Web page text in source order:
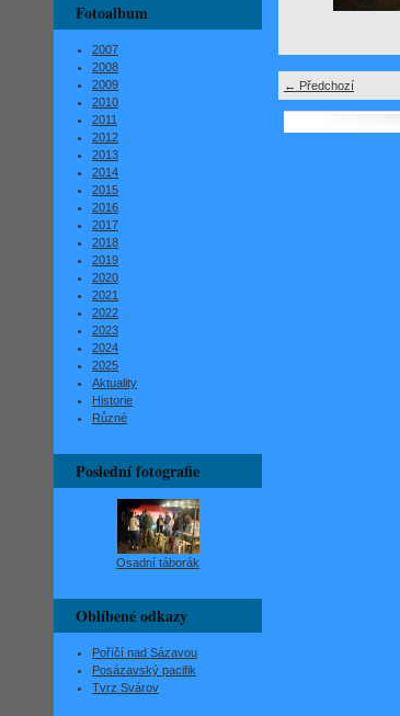
← Předchozí
Fotoalbum
2007
2008
2009
2010
2011
2012
2013
2014
2015
2016
2017
2018
2019
2020
2021
2022
2023
2024
2025
Aktuality
Historie
Různé
Poslední fotografie
Osadní táborák
Oblíbené odkazy
Poříčí nad Sázavou
Posázavský pacifik
Tvrz Svárov